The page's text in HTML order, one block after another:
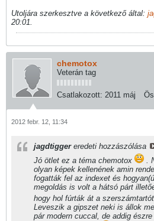
Utoljára szerkesztve a következő által:
20:01
chemotox
Veterán tag
Csatlakozott: 2011 máj
2012 febr. 12, 11:34
jagdtiggereredeti hozzászólása
Jó ötlet ez a téma chemotox
.
olyan képek kellenének amin
fogatták fel az indexet és
megoldás is volt a hátsó párt
hogy hol fúrták át a szerszámtartót
Leveszik a gipszet neki is állok
pár modern cuccal, de addig